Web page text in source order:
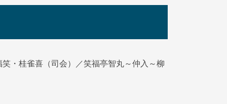
・桂雀喜（司会）／笑福亭智丸～仲入～柳